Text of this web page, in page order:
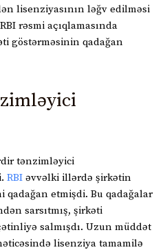
lisenziyasının ləğv edilməsi
rəsmi açıqlamasında
göstərməsinin qadağan
tənzimləyici
RBI əvvəlki illərdə şirkətin
etmişdi. Bu qadağalar
sarsıtmış, şirkəti
salmışdı. Uzun müddət
lisenziya tamamilə